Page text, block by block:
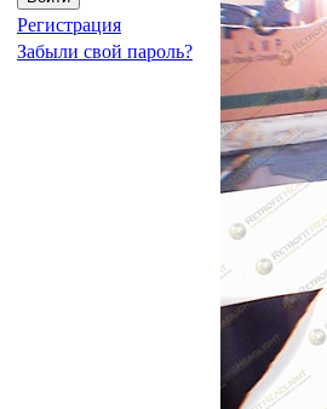
Регистрация
Забыли свой пароль?